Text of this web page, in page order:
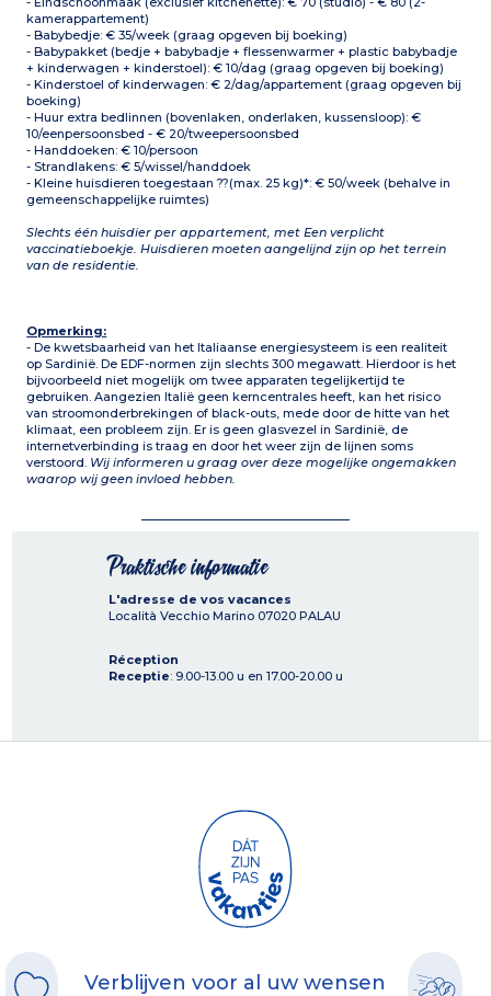
kamerappartement)
- Babybedje: € 35/week (graag opgeven bij boeking)
- Babypakket (bedje + babybadje + flessenwarmer + plastic babybadje
+ kinderwagen + kinderstoel): € 10/dag (graag opgeven bij boeking)
- Kinderstoel of kinderwagen: € 2/dag/appartement (graag opgeven bij
boeking)
- Huur extra bedlinnen (bovenlaken, onderlaken, kussensloop): €
10/eenpersoonsbed - € 20/tweepersoonsbed
- Handdoeken: € 10/persoon
- Strandlakens: € 5/wissel/handdoek
- Kleine huisdieren toegestaan ??(max. 25 kg)*: € 50/week (behalve in
gemeenschappelijke ruimtes)
Slechts één huisdier per appartement, met Een verplicht
vaccinatieboekje. Huisdieren moeten aangelijnd zijn op het terrein
van de residentie.
Opmerking:
- De kwetsbaarheid van het Italiaanse energiesysteem is een realiteit
op Sardinië. De EDF-normen zijn slechts 300 megawatt. Hierdoor is het
bijvoorbeeld niet mogelijk om twee apparaten tegelijkertijd te
gebruiken. Aangezien Italië geen kerncentrales heeft, kan het risico
van stroomonderbrekingen of black-outs, mede door de hitte van het
klimaat, een probleem zijn. Er is geen glasvezel in Sardinië, de
internetverbinding is traag en door het weer zijn de lijnen soms
verstoord. Wij informeren u graag over deze mogelijke ongemakken
waarop wij geen invloed hebben.
Praktische informatie
L'adresse de vos vacances
Località Vecchio Marino 07020 PALAU
Réception
Receptie: 9.00-13.00 u en 17.00-20.00 u
Verblijven voor al uw wensen